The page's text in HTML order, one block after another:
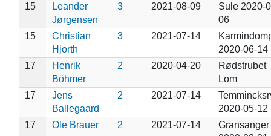
15
Leander
Jørgensen
3 2021-08-09
Sule 2020-
06
15
Christian
Hjorth
3 2021-07-14
2020-06-14
17
Henrik
Böhmer
2 2020-04-20
Rødstrubet
Lom
17
Jens
Ballegaard
2 2021-07-14
2020-05-12
17
Ole Brauer 2 2021-07-14
Gransanger